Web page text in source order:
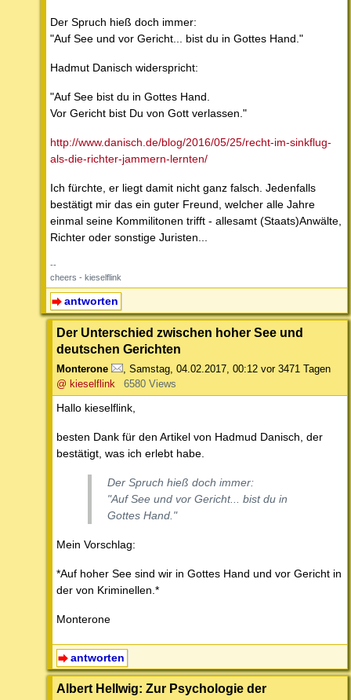
Der Spruch hieß doch immer:
"Auf See und vor Gericht... bist du in Gottes Hand."
Hadmut Danisch widerspricht:
"Auf See bist du in Gottes Hand.
Vor Gericht bist Du von Gott verlassen."
http://www.danisch.de/blog/2016/05/25/recht-im-sinkflug-
als-die-richter-jammern-lernten/
Ich fürchte, er liegt damit nicht ganz falsch. Jedenfalls
bestätigt mir das ein guter Freund, welcher alle Jahre
einmal seine Kommilitonen trifft - allesamt (Staats)Anwälte,
Richter oder sonstige Juristen...
--
cheers - kieselflink
antworten
Der Unterschied zwischen hoher See und
deutschen Gerichten
Monterone Samstag, 04.02.2017, 00:12 vor 3471 Tagen
@ kieselflink
6580 Views
Hallo kieselflink,
besten Dank für den Artikel von Hadmud Danisch, der
bestätigt, was ich erlebt habe.
Der Spruch hieß doch immer:
"Auf See und vor Gericht... bist du in
Gottes Hand."
Mein Vorschlag:
*Auf hoher See sind wir in Gottes Hand und vor Gericht in
der von Kriminellen.*
Monterone
antworten
Albert Hellwig: Zur Psychologie der